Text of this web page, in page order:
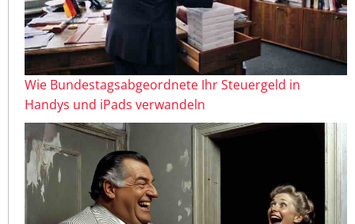
Wie Bundestagsabgeordnete Ihr Steuergeld in
Handys und iPads verwandeln